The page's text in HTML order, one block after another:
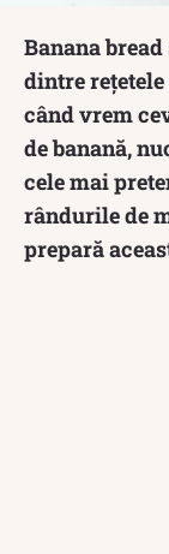
Banana
dintre
când vrem
de banană,
cele mai
rândurile de
prepară